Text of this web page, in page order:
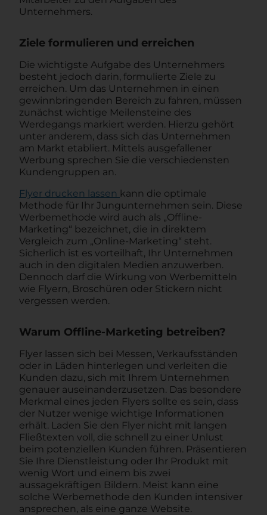
Unternehmers.
Ziele formulieren und erreichen
Die wichtigste Aufgabe des Unternehmers
besteht jedoch darin, formulierte Ziele zu
erreichen. Um das Unternehmen in einen
gewinnbringenden Bereich zu fahren, müssen
zunächst wichtige Meilensteine des
Werdegangs markiert werden. Hierzu gehört
unter anderem, dass sich das Unternehmen
am Markt etabliert. Mittels ausgefallener
Werbung sprechen Sie die verschiedensten
Kundengruppen an.
Flyer drucken lassen kann die optimale
Methode für Ihr Jungunternehmen sein. Diese
Werbemethode wird auch als „Offline-
Marketing“ bezeichnet, die in direktem
Vergleich zum „Online-Marketing“ steht.
Sicherlich ist es vorteilhaft, Ihr Unternehmen
auch in den digitalen Medien anzuwerben.
Dennoch darf die Wirkung von Werbemitteln
wie Flyern, Broschüren oder Stickern nicht
vergessen werden.
Warum Offline-Marketing betreiben?
Flyer lassen sich bei Messen, Verkaufsständen
oder in Läden hinterlegen und verleiten die
Kunden dazu, sich mit Ihrem Unternehmen
genauer auseinanderzusetzen. Das besondere
Merkmal eines jeden Flyers sollte es sein, dass
der Nutzer wenige wichtige Informationen
erhält. Laden Sie den Flyer nicht mit langen
Fließtexten voll, die schnell zu einer Unlust
beim potenziellen Kunden führen. Präsentieren
Sie Ihre Dienstleistung oder Ihr Produkt mit
wenig Wort und einem bis zwei
aussagekräftigen Bildern. Meist kann eine
solche Werbemethode den Kunden intensiver
ansprechen, als eine ganze Website.